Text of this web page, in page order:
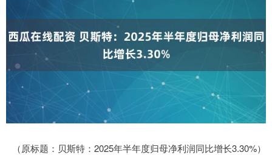
（原标题：贝斯特：2025年半年度归母净利润同比增长3.30%）